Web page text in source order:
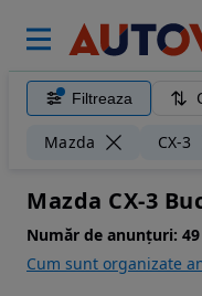
Filtreaza
Mazda CX-3
Mazda CX-3
Număr de anunțuri: 49
Cum sunt organizate